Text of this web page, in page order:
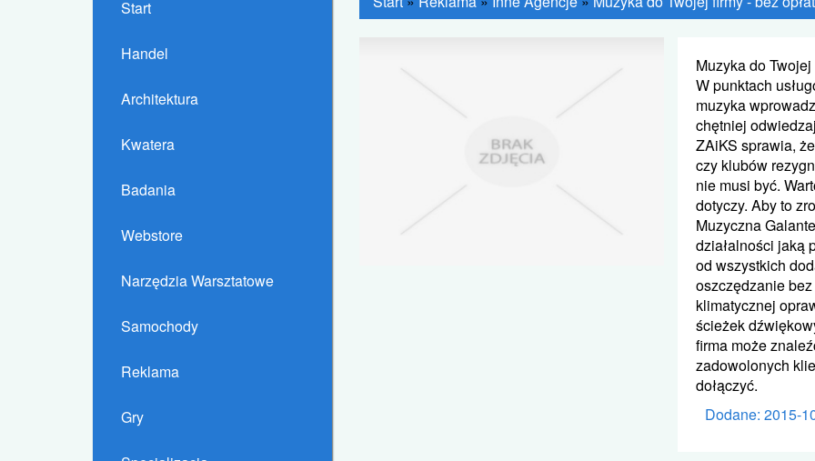
Start
Handel
Architektura
Kwatera
Badania
Webstore
Narzędzia Warsztatowe
Samochody
Reklama
Gry
Muzyka do
W punktach
muzyka
chętniej
ZAiKS sprawia,
czy klubów
nie musi być.
dotyczy. Aby to
Muzyczna
działalności jaką
od wszystkich
oszczędzanie
klimatycznej
ścieżek
firma może
zadowolonych
dołączyć.
Dodane: 2015-